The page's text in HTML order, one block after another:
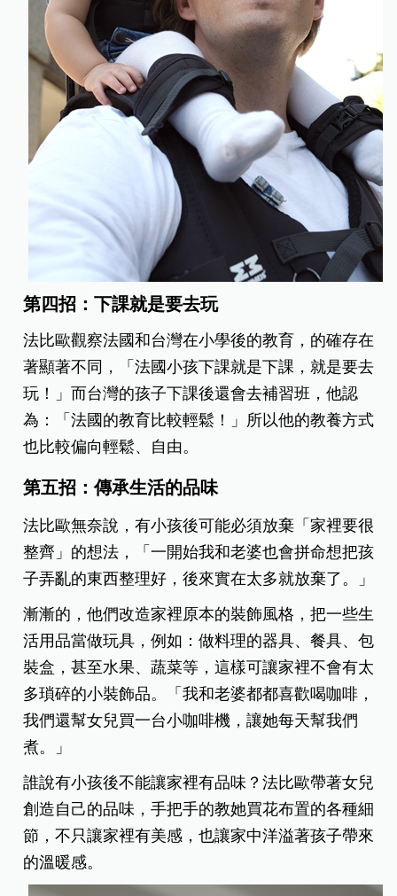
第四招：下課就是要去玩
法比歐觀察法國和台灣在小學後的教育，的確存在
著顯著不同，「法國小孩下課就是下課，就是要去
玩！」而台灣的孩子下課後還會去補習班，他認
為：「法國的教育比較輕鬆！」所以他的教養方式
也比較偏向輕鬆、自由。
第五招：傳承生活的品味
法比歐無奈說，有小孩後可能必須放棄「家裡要很
整齊」的想法，「一開始我和老婆也會拼命想把孩
子弄亂的東西整理好，後來實在太多就放棄了。」
漸漸的，他們改造家裡原本的裝飾風格，把一些生
活用品當做玩具，例如：做料理的器具、餐具、包
裝盒，甚至水果、蔬菜等，這樣可讓家裡不會有太
多瑣碎的小裝飾品。「我和老婆都都喜歡喝咖啡，
我們還幫女兒買一台小咖啡機，讓她每天幫我們
煮。」
誰說有小孩後不能讓家裡有品味？法比歐帶著女兒
創造自己的品味，手把手的教她買花布置的各種細
節，不只讓家裡有美感，也讓家中洋溢著孩子帶來
的溫暖感。